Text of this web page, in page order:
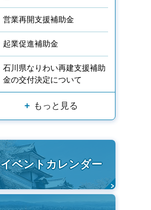
営業再開支援補助金
起業促進補助金
石川県なりわい再建支援補助
金の交付決定について
もっと見る
イベントカレンダー